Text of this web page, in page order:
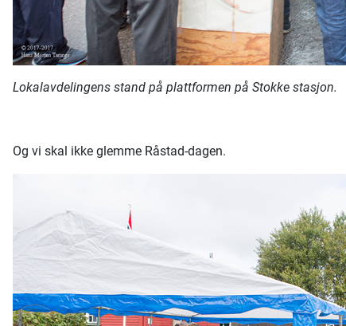
Lokalavdelingens stand på plattformen på Stokke stasjon.
Og vi skal ikke glemme Råstad-dagen.